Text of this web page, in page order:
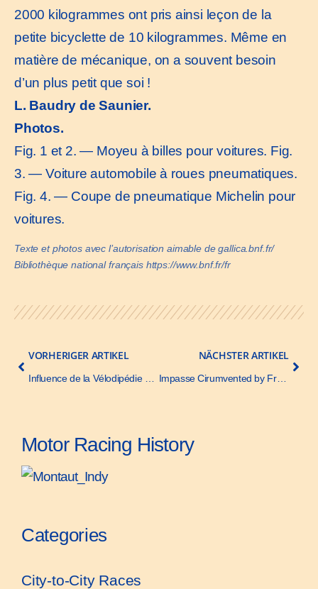
2000 kilogrammes ont pris ainsi leçon de la
petite bicyclette de 10 kilogrammes. Même en
matière de mécanique, on a souvent besoin
d’un plus petit que soi !
L. Baudry de Saunier.
Photos.
Fig. 1 et 2. — Moyeu à billes pour voitures. Fig.
3. — Voiture automobile à roues pneumatiques.
Fig. 4. — Coupe de pneumatique Michelin pour
voitures.
Texte et photos avec l’autorisation aimable de gallica.bnf.fr/
Bibliothèque national français https://www.bnf.fr/fr
VORHERIGER ARTIKEL NÄCHSTER ARTIKEL
Impasse Cirumvented by Front-Wheel Drive, Part II – Automotive Industries – 4 June 1927
Motor Racing History
Categories
City-to-City Races